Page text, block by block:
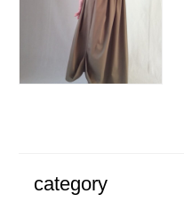
category